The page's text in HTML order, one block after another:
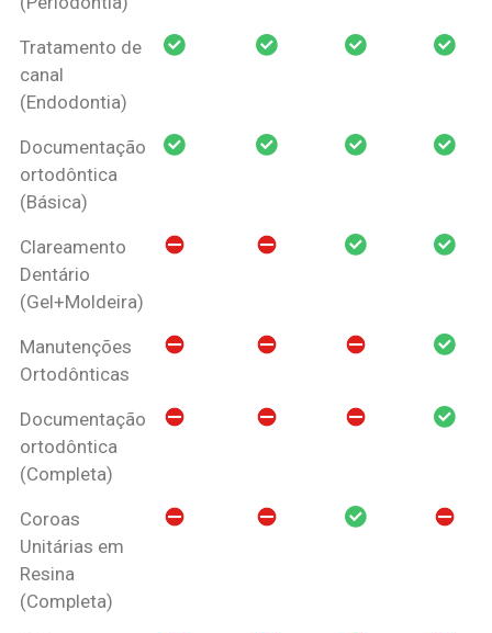
Tratamento de
canal
(Endodontia)
Documentação
ortodôntica
(Básica)
Clareamento
Dentário
(Gel+Moldeira)
Manutenções
Ortodônticas
Documentação
ortodôntica
(Completa)
Coroas
Unitárias em
Resina
(Completa)